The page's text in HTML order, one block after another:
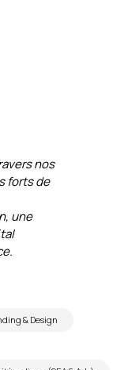
nos
forts de
une
& Design